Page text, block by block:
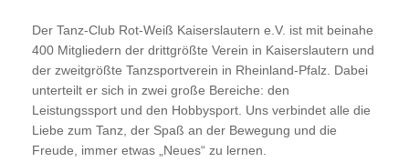
Der Tanz-Club Rot-Weiß Kaiserslautern e.V. ist mit beinahe
400 Mitgliedern der drittgrößte Verein in Kaiserslautern und
der zweitgrößte Tanzsportverein in Rheinland-Pfalz. Dabei
unterteilt er sich in zwei große Bereiche: den
Leistungssport und den Hobbysport. Uns verbindet alle die
Liebe zum Tanz, der Spaß an der Bewegung und die
Freude, immer etwas „Neues“ zu lernen.